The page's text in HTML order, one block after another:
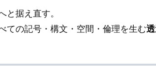
据え直す。
ての記号・構文・空間・倫理を生む